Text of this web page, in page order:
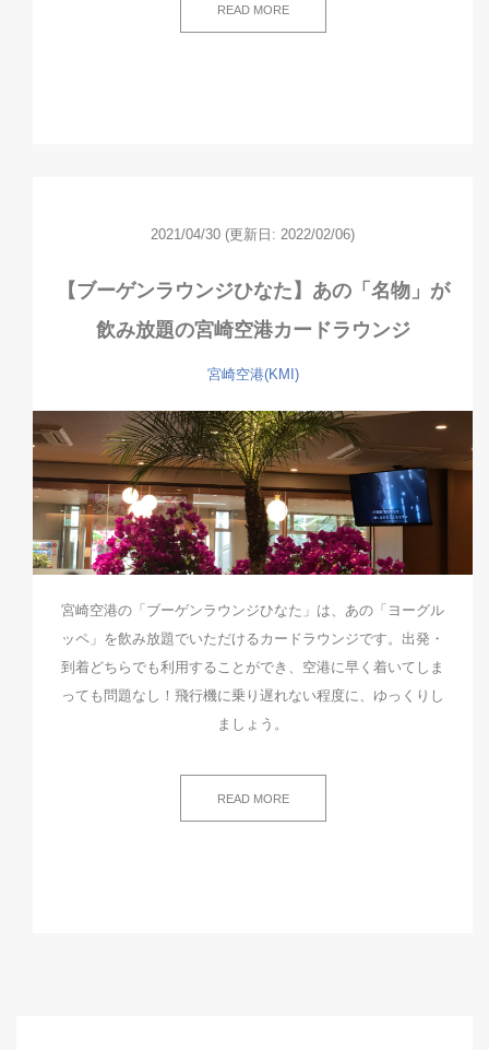
READ MORE
2021/04/30 (更新日: 2022/02/06)
【ブーゲンラウンジひなた】あの「名物」が
飲み放題の宮崎空港カードラウンジ
宮崎空港(KMI)
宮崎空港の「ブーゲンラウンジひなた」は、あの「ヨーグル
ッペ」を飲み放題でいただけるカードラウンジです。出発・
到着どちらでも利用することができ、空港に早く着いてしま
っても問題なし！飛行機に乗り遅れない程度に、ゆっくりし
ましょう。
READ MORE